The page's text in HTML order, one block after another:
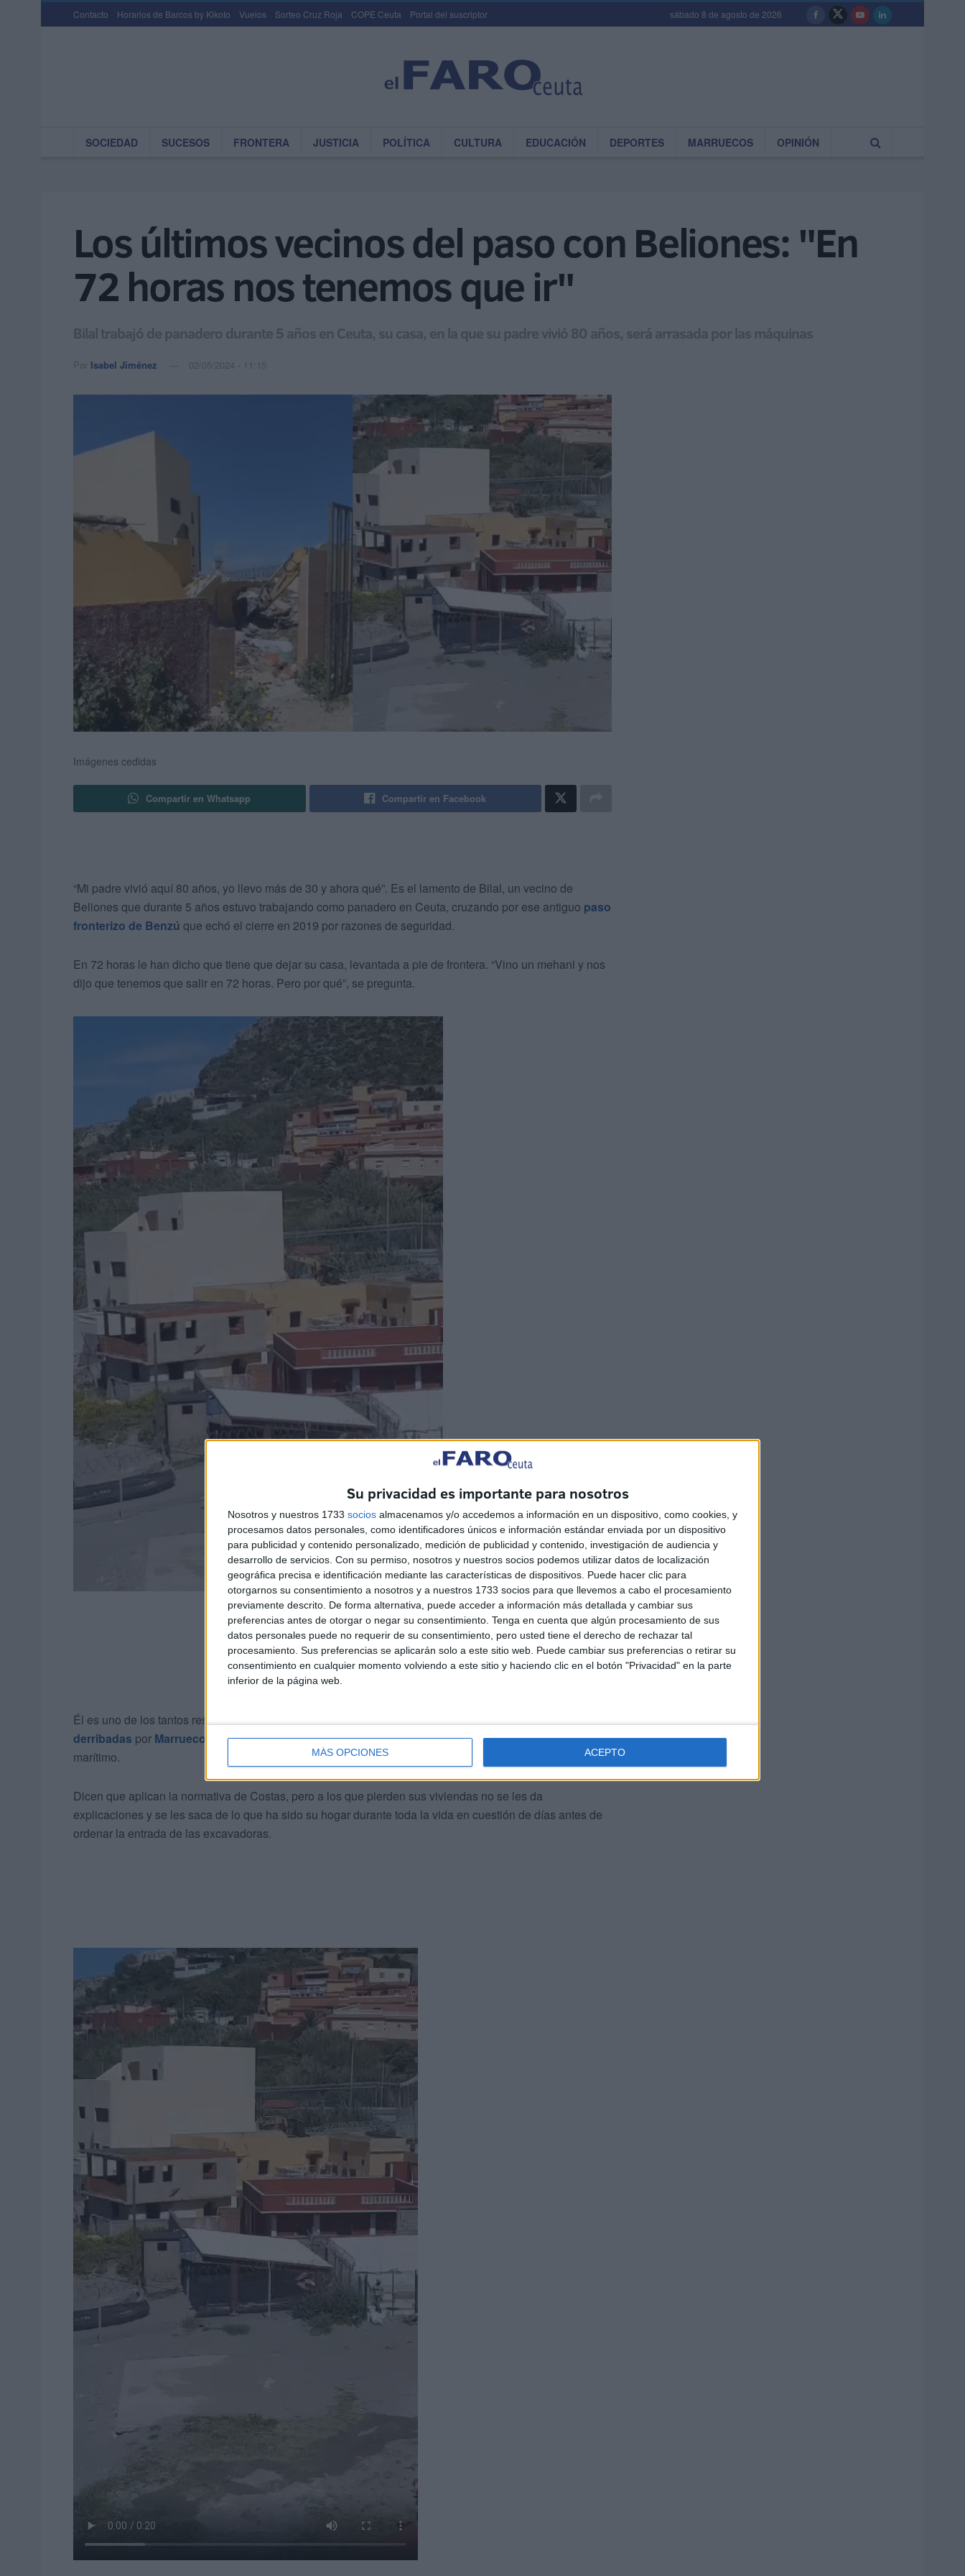
Su privacidad es importante para nosotros
Nosotros y nuestros 1733 socios almacenamos y/o accedemos a información en un dispositivo, como cookies, y
procesamos datos personales, como identificadores únicos e información estándar enviada por un dispositivo
para publicidad y contenido personalizado, medición de publicidad y contenido, investigación de audiencia y
desarrollo de servicios. Con su permiso, nosotros y nuestros socios podemos utilizar datos de localización
geográfica precisa e identificación mediante las características de dispositivos. Puede hacer clic para
otorgarnos su consentimiento a nosotros y a nuestros 1733 socios para que llevemos a cabo el procesamiento
previamente descrito. De forma alternativa, puede acceder a información más detallada y cambiar sus
preferencias antes de otorgar o negar su consentimiento. Tenga en cuenta que algún procesamiento de sus
datos personales puede no requerir de su consentimiento, pero usted tiene el derecho de rechazar tal
procesamiento. Sus preferencias se aplicarán solo a este sitio web. Puede cambiar sus preferencias o retirar su
consentimiento en cualquier momento volviendo a este sitio y haciendo clic en el botón "Privacidad" en la parte
inferior de la página web.
MÁS OPCIONES ACEPTO
Contacto Horarios de Barcos by Kikoto Vuelos Sorteo Cruz Roja COPE Ceuta Portal del suscriptor sábado 8 de agosto de 2026
SOCIEDAD SUCESOS FRONTERA JUSTICIA POLÍTICA CULTURA EDUCACIÓN DEPORTES MARRUECOS OPINIÓN
Los últimos vecinos del paso con Beliones: "En
72 horas nos tenemos que ir"
Bilal trabajó de panadero durante 5 años en Ceuta, su casa, en la que su padre vivió 80 años, será arrasada por las máquinas
Por Isabel Jiménez 02/05/2024 - 11:15
Imágenes cedidas
Compartir en Whatsapp Compartir en Facebook
“Mi padre vivió aquí 80 años, yo llevo más de 30 y ahora qué”. Es el lamento de Bilal, un vecino de
Beliones que durante 5 años estuvo trabajando como panadero en Ceuta, cruzando por ese antiguo paso
fronterizo de Benzú que echó el cierre en 2019 por razones de seguridad.
En 72 horas le han dicho que tiene que dejar su casa, levantada a pie de frontera. “Vino un mehani y nos
dijo que tenemos que salir en 72 horas. Pero por qué”, se pregunta.
Él es uno de los tantos residentes de las
derribadas por Marruecos
como parte del plan que tiene para convertir esa franja en un nuevo espacio
marítimo.
Dicen que aplican la normativa de Costas, pero a los que pierden sus viviendas no se les da
explicaciones y se les saca de lo que ha sido su hogar durante toda la vida en cuestión de días antes de
ordenar la entrada de las excavadoras.